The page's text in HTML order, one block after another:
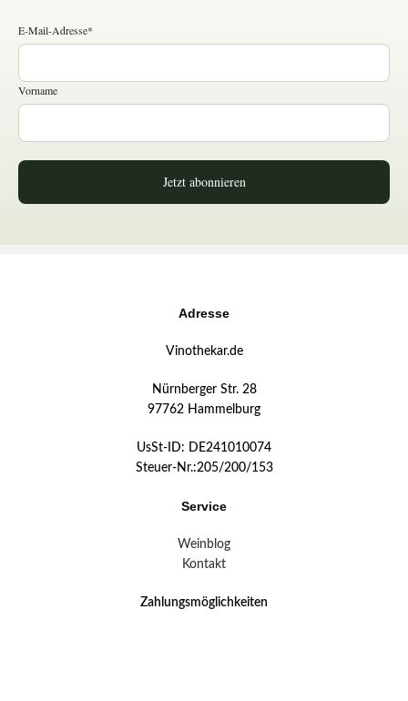
E-Mail-Adresse*
Vorname
Jetzt abonnieren
Adresse
Vinothekar.de
Nürnberger Str. 28
97762 Hammelburg
UsSt-ID: DE241010074
Steuer-Nr.:205/200/153
Service
Weinblog
Kontakt
Zahlungsmöglichkeiten